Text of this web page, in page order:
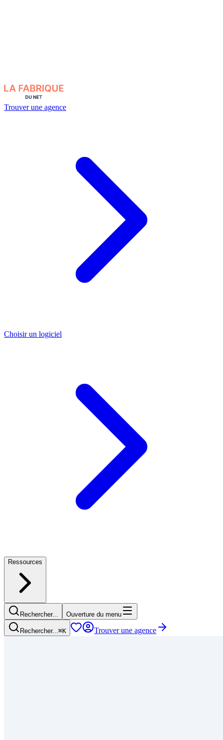
Trouver une agence
Choisir un logiciel
Ressources
Rechercher... Ouverture du menu
Rechercher...⌘K Trouver une agence